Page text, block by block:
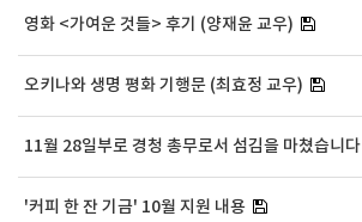
영화 <가여운 것들> 후기 (양재윤 교우)
오키나와 생명 평화 기행문 (최효정 교우)
11월 28일부로 경청 총무로서 섬김을 마쳤습니다
'커피 한 잔 기금' 10월 지원 내용